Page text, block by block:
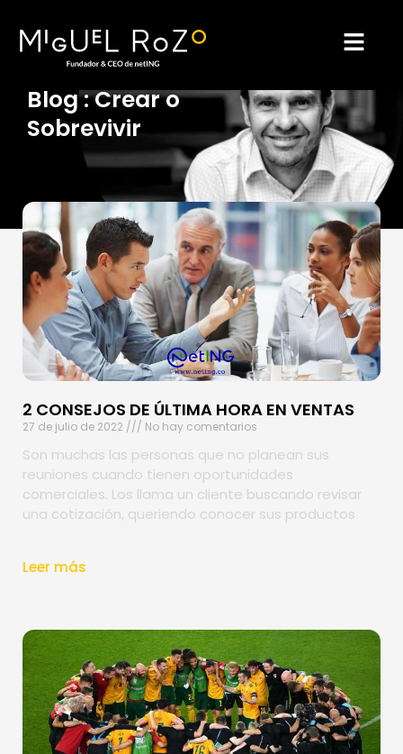
Blog : Crear o
Sobrevivir
2 CONSEJOS DE ÚLTIMA HORA EN VENTAS
27 de julio de 2022 No hay comentarios
Son muchas las personas que no planean sus
reuniones cuando tienen oportunidades
comerciales. Los llama un cliente buscando revisar
una cotización, queriendo conocer sus productos
Leer más